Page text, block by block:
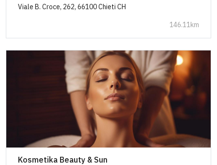
Viale B. Croce, 262, 66100 Chieti CH
146.11km
Kosmetika Beauty & Sun